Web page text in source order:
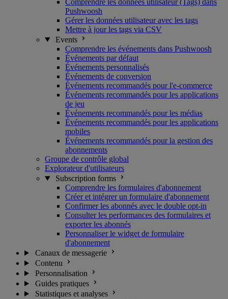
Comprendre les données utilisateur (Tags) dans
Pushwoosh
Gérer les données utilisateur avec les tags
Mettre à jour les tags via CSV
Events
Comprendre les événements dans Pushwoosh
Événements par défaut
Événements personnalisés
Événements de conversion
Événements recommandés pour l'e-commerce
Événements recommandés pour les applications
de jeu
Événements recommandés pour les médias
Événements recommandés pour les applications
mobiles
Événements recommandés pour la gestion des
abonnements
Groupe de contrôle global
Explorateur d'utilisateurs
Subscription forms
Comprendre les formulaires d'abonnement
Créer et intégrer un formulaire d'abonnement
Confirmer les abonnés avec le double opt-in
Consulter les performances des formulaires et
exporter les abonnés
Personnaliser le widget de formulaire
d'abonnement
Canaux de messagerie
Contenu
Personnalisation
Guides pratiques
Statistiques et analyses